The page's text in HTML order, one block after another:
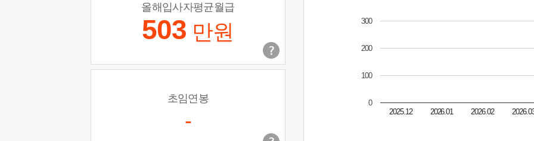
올해입사자평균월급
503 만원
초임연봉
- 2025.12 2026.01 2026.02
0
100
200
300